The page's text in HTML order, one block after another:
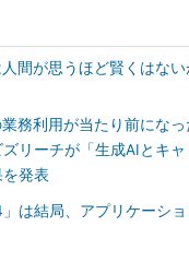
間が思うほど賢くはな
務利用が当たり前になっ
リーチが「生成AIとキャ
発表
」は結局、アプリケーシ